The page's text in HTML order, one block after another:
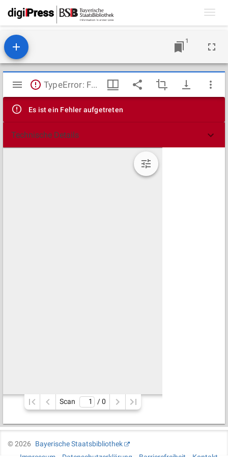
1
Mirador
Viewer
TypeError: Failed to fetch
Es ist ein Fehler aufgetreten
Technische Details
Scan / 0
©2026
Bayerische Staatsbibliothek